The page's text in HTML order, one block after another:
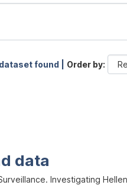
found | Order by
data
Investigating